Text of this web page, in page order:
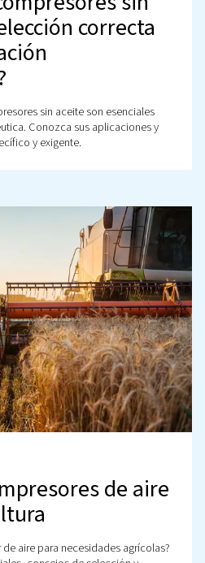
de aire
Elección
de aire se adapta a su sector.
exentas de aceite para
de pistón y encuentre el